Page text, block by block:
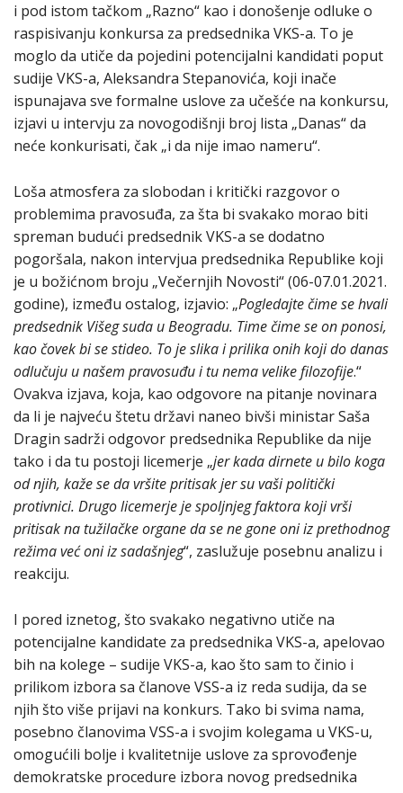
i pod istom tačkom „Razno“ kao i donošenje odluke o
raspisivanju konkursa za predsednika VKS-a. To je
moglo da utiče da pojedini potencijalni kandidati poput
sudije VKS-a, Aleksandra Stepanovića, koji inače
ispunajava sve formalne uslove za učešće na konkursu,
izjavi u intervju za novogodišnji broj lista „Danas“ da
neće konkurisati, čak „i da nije imao nameru“.
Loša atmosfera za slobodan i kritički razgovor o
problemima pravosuđa, za šta bi svakako morao biti
spreman budući predsednik VKS-a se dodatno
pogoršala, nakon intervjua predsednika Republike koji
je u božićnom broju „Večernjih Novosti“ (06-07.01.2021.
godine), između ostalog, izjavio: „Pogledajte čime se hvali
predsednik Višeg suda u Beogradu. Time čime se on ponosi,
kao čovek bi se stideo. To je slika i prilika onih koji do danas
odlučuju u našem pravosuđu i tu nema velike filozofije.“
Ovakva izjava, koja, kao odgovore na pitanje novinara
da li je najveću štetu državi naneo bivši ministar Saša
Dragin sadrži odgovor predsednika Republike da nije
tako i da tu postoji licemerje „jer kada dirnete u bilo koga
od njih, kaže se da vršite pritisak jer su vaši politički
protivnici. Drugo licemerje je spoljnjeg faktora koji vrši
pritisak na tužilačke organe da se ne gone oni iz prethodnog
režima već oni iz sadašnjeg“, zaslužuje posebnu analizu i
reakciju.
I pored iznetog, što svakako negativno utiče na
potencijalne kandidate za predsednika VKS-a, apelovao
bih na kolege – sudije VKS-a, kao što sam to činio i
prilikom izbora sa članove VSS-a iz reda sudija, da se
njih što više prijavi na konkurs. Tako bi svima nama,
posebno članovima VSS-a i svojim kolegama u VKS-u,
omogućili bolje i kvalitetnije uslove za sprovođenje
demokratske procedure izbora novog predsednika